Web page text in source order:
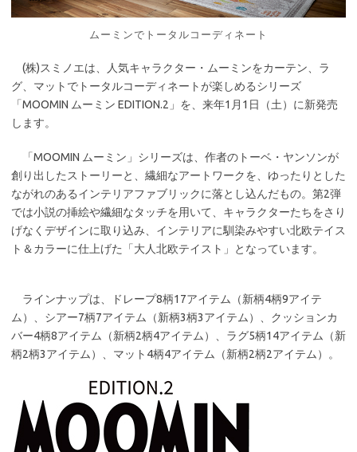
ムーミンでトータルコーディネート
(株)スミノエは、人気キャラクター・ムーミンをカーテン、ラ
グ、マットでトータルコーディネートが楽しめるシリーズ
「MOOMIN ムーミン EDITION.2」を、来年1月1日（土）に新発売
します。
「MOOMIN ムーミン」シリーズは、作者のトーベ・ヤンソンが
創り出したストーリーと、繊細なアートワークを、ゆったりとした
ながれのあるインテリアファブリックに落とし込んだもの。第2弾
では小説の挿絵や繊細なタッチを用いて、キャラクターたちをさり
げなくデザインに取り込み、インテリアに馴染みやすい北欧テイス
ト＆カラーに仕上げた「大人北欧テイスト」となっています。
ラインナップは、ドレープ8柄17アイテム（新柄4柄9アイテ
ム）、シアー7柄7アイテム（新柄3柄3アイテム）、クッションカ
バー4柄8アイテム（新柄2柄4アイテム）、ラグ5柄14アイテム（新
柄2柄3アイテム）、マット4柄4アイテム（新柄2柄2アイテム）。